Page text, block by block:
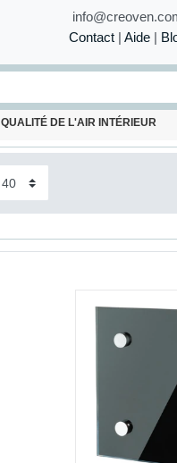
Contact| Aide|
QUALITÉ DE L'AIR INTÉRIEUR